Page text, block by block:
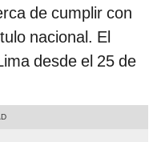
de cumplir con
nacional. El
desde el 25 de